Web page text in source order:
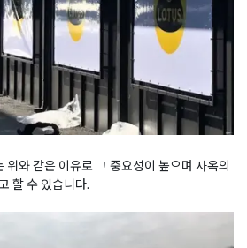
위와 같은 이유로 그 중요성이 높으며 사옥의
할 수 있습니다.